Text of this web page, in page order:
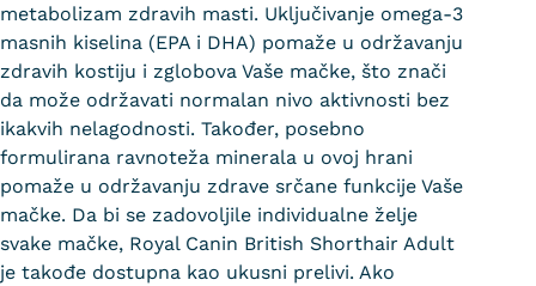
metabolizam zdravih masti. Uključivanje omega-3
masnih kiselina (EPA i DHA) pomaže u održavanju
zdravih kostiju i zglobova Vaše mačke, što znači
da može održavati normalan nivo aktivnosti bez
ikakvih nelagodnosti. Također, posebno
formulirana ravnoteža minerala u ovoj hrani
pomaže u održavanju zdrave srčane funkcije Vaše
mačke. Da bi se zadovoljile individualne želje
svake mačke, Royal Canin British Shorthair Adult
je takođe dostupna kao ukusni prelivi. Ako